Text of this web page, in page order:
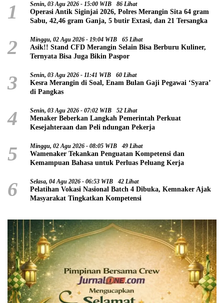
1 Senin, 03 Agu 2026 - 15:00 WIB 86 Lihat
Operasi Antik Siginjai 2026, Polres Merangin Sita 64 gram
Sabu, 42,46 gram Ganja, 5 butir Extasi, dan 21 Tersangka
2 Minggu, 02 Agu 2026 - 19:04 WIB 65 Lihat
Asik!! Stand CFD Merangin Selain Bisa Berburu Kuliner,
Ternyata Bisa Juga Bikin Paspor
3 Senin, 03 Agu 2026 - 11:41 WIB 60 Lihat
Kesra Merangin di Soal, Enam Bulan Gaji Pegawai ‘Syara’
di Pangkas
4 Senin, 03 Agu 2026 - 07:02 WIB 52 Lihat
Menaker Beberkan Langkah Pemerintah Perkuat
Kesejahteraan dan Peli ndungan Pekerja
5 Minggu, 02 Agu 2026 - 08:05 WIB 49 Lihat
Wamenaker Tekankan Penguatan Kompetensi dan
Kemampuan Bahasa untuk Perluas Peluang Kerja
6 Selasa, 04 Agu 2026 - 06:53 WIB 42 Lihat
Pelatihan Vokasi Nasional Batch 4 Dibuka, Kemnaker Ajak
Masyarakat Tingkatkan Kompetensi